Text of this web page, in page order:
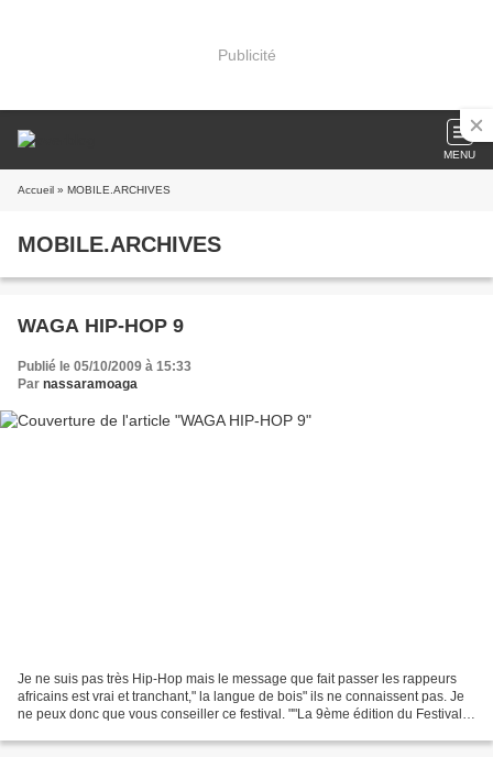
Publicité
MENU
Accueil » MOBILE.ARCHIVES
MOBILE.ARCHIVES
WAGA HIP-HOP 9
Publié le 05/10/2009 à 15:33
Par nassaramoaga
Je ne suis pas très Hip-Hop mais le message que fait passer les rappeurs
africains est vrai et tranchant," la langue de bois" ils ne connaissent pas. Je
ne peux donc que vous conseiller ce festival. ""La 9ème édition du Festival